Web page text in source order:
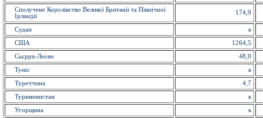
Сполучене Королівство Великої Британії та Північної
Ірландії
174,9
Судан к
США 1264,5
Сьєрра-Леоне 48,0
Туніс к
Туреччина 4,7
Туркменистан к
Угорщина к